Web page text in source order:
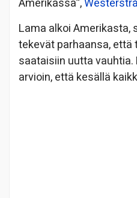
Amerikassa”,
Lama alkoi
tekevät parhaansa,
saataisiin uutta
arvioin, että kesällä